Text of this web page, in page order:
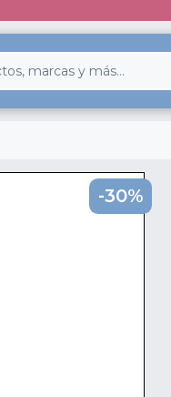
-30%